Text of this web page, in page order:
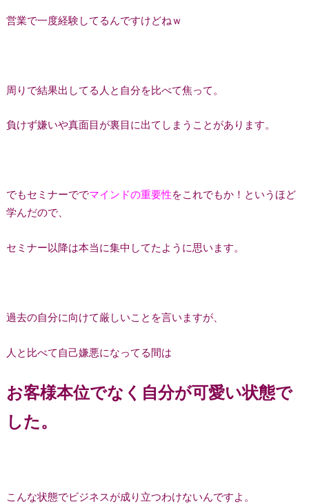
営業で一度経験してるんですけどねｗ
周りで結果出してる人と自分を比べて焦って。
負けず嫌いや真面目が裏目に出てしまうことがあります。
でもセミナーででマインドの重要性をこれでもか！というほど
学んだので、
セミナー以降は本当に集中してたように思います。
過去の自分に向けて厳しいことを言いますが、
人と比べて自己嫌悪になってる間は
お客様本位でなく自分が可愛い状態で
した。
こんな状態でビジネスが成り立つわけないんですよ。